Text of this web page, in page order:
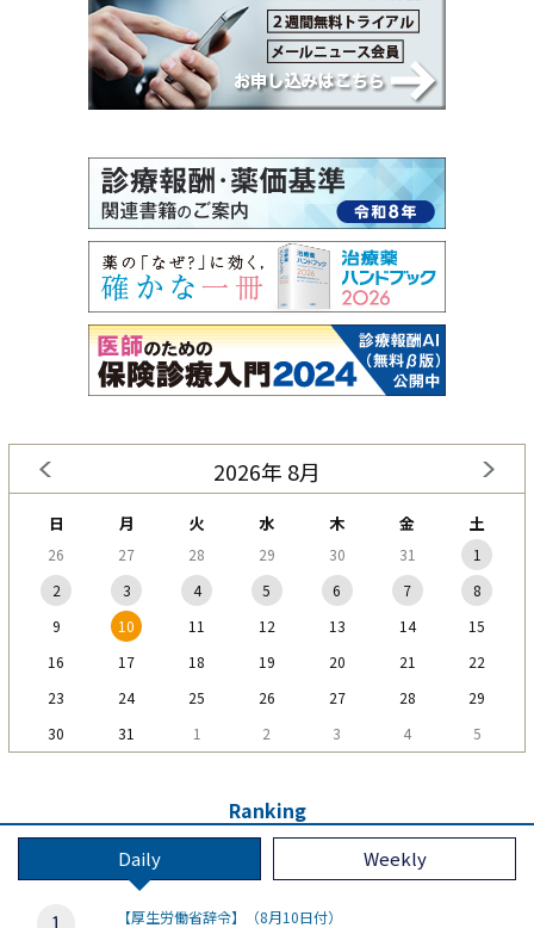
2026年 8月
日 月 火 水 木 金 土
26 27 28 29 30 31
1
2
3 4 5 6 7
8
9
10 11 12 13 14
15
16
17 18 19 20 21
22
23
24 25 26 27 28
29
30
31 1 2 3 4 5
Ranking
Daily Weekly
【厚生労働省辞令】（8月10日付）